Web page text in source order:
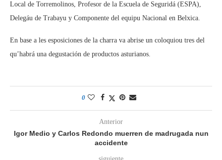
Local de Torremolinos, Profesor de la Escuela de Seguridá (ESPA),
Delegáu de Trabayu y Componente del equipu Nacional en Belxica.
En base a les esposiciones de la charra va abrise un coloquiou tres del
qu’habrá una degustación de productos asturianos.
0
Anterior
Igor Medio y Carlos Redondo muerren de madrugada nun
accidente